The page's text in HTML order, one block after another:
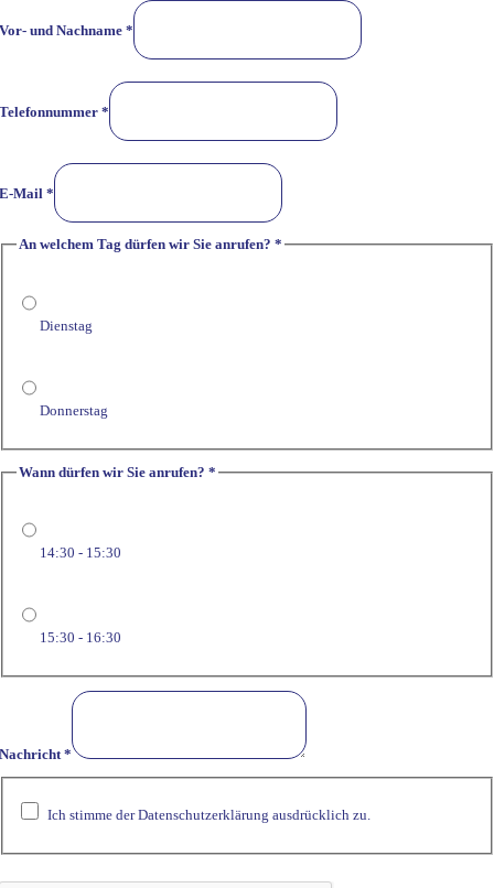
Vor- und Nachname*
Telefonnummer*
E-Mail*
An welchem Tag dürfen wir Sie anrufen?*
Dienstag
Donnerstag
Wann dürfen wir Sie anrufen?*
14:30 - 15:30
15:30 - 16:30
Nachricht*
Ich stimme der Datenschutzerklärung ausdrücklich zu.
Datenschutzerklärung.